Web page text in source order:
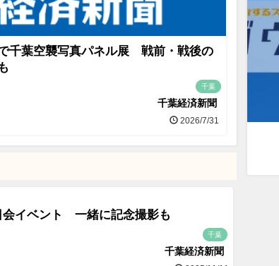
千葉空襲写真パネル展 戦前・戦後の
千葉
千葉経済新聞
2026/7/31
会イベント 一緒に記念撮影も
千葉
千葉経済新聞